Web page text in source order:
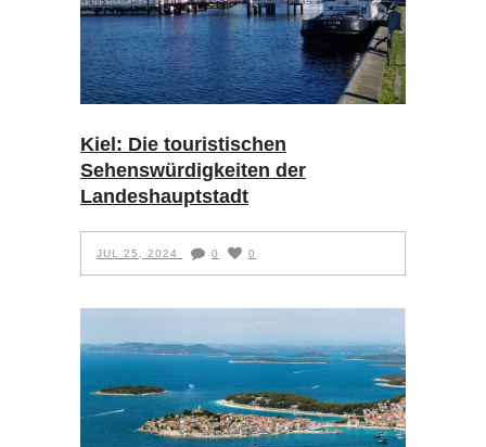
Kiel: Die touristischen
Sehenswürdigkeiten der
Landeshauptstadt
JUL 25, 2024 0 0